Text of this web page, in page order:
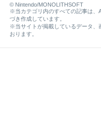
© Nintendo/MONOLITHSOFT
※当カテゴリ内のすべての記事は、
づき作成しています。
※当サイトが掲載しているデータ、
おります。